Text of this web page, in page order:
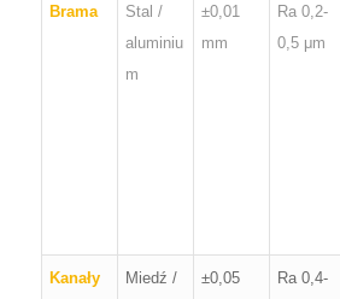
Brama
Stal /
aluminiu
m
±0,01
mm
Ra 0,2-
0,5 μm
Kanały
Miedź /
±0,05
Ra 0,4-